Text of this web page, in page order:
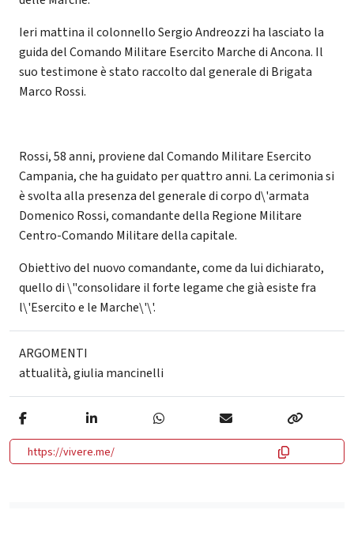
Ieri mattina il colonnello Sergio Andreozzi ha lasciato la
guida del Comando Militare Esercito Marche di Ancona. Il
suo testimone è stato raccolto dal generale di Brigata
Marco Rossi.
Rossi, 58 anni, proviene dal Comando Militare Esercito
Campania, che ha guidato per quattro anni. La cerimonia si
è svolta alla presenza del generale di corpo d\'armata
Domenico Rossi, comandante della Regione Militare
Centro-Comando Militare della capitale.
Obiettivo del nuovo comandante, come da lui dichiarato,
quello di \"consolidare il forte legame che già esiste fra
l\'Esercito e le Marche\'\'.
ARGOMENTI
attualità,giulia mancinelli
https://vivere.me/